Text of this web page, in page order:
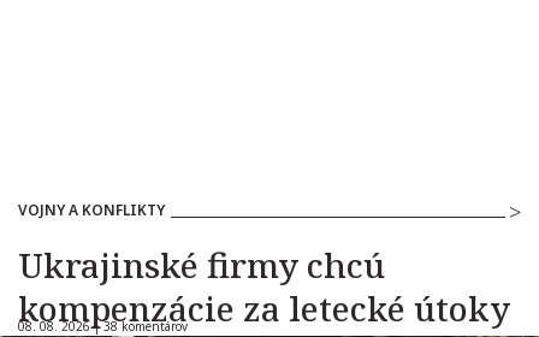
VOJNY A KONFLIKTY
Ukrajinské firmy chcú
kompenzácie za letecké útoky
08. 08. 2026 |38 komentárov